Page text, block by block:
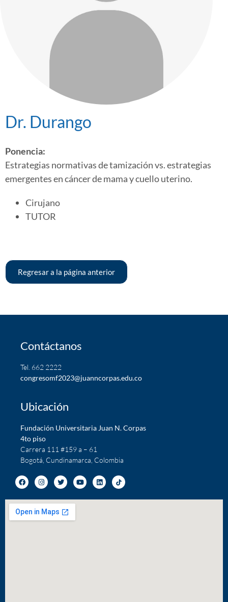
Dr. Durango
Ponencia:
Estrategias normativas de tamización vs. estrategias
emergentes en cáncer de mama y cuello uterino.
Cirujano
TUTOR
Regresar a la página anterior
Contáctanos
Tel. 662 2222
congresomf2023@juanncorpas.edu.co
Ubicación
Fundación Universitaria Juan N. Corpas
4to piso
Carrera 111 #159 a – 61
Bogotá, Cundinamarca, Colombia